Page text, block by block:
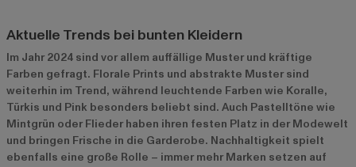
Aktuelle Trends bei bunten Kleidern
Im Jahr 2024 sind vor allem auffällige Muster und kräftige
Farben gefragt. Florale Prints und abstrakte Muster sind
weiterhin im Trend, während leuchtende Farben wie Koralle,
Türkis und Pink besonders beliebt sind. Auch Pastelltöne wie
Mintgrün oder Flieder haben ihren festen Platz in der Modewelt
und bringen Frische in die Garderobe. Nachhaltigkeit spielt
ebenfalls eine große Rolle – immer mehr Marken setzen auf